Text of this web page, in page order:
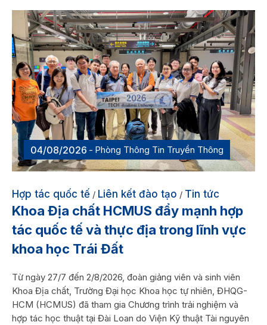
04/08/2026 Phòng Thông Tin Truyền Thông
Hợp tác quốc tế / Liên kết đào tạo / Tin tức
Khoa Địa chất HCMUS đẩy mạnh hợp
tác quốc tế và thực địa trong lĩnh vực
khoa học Trái Đất
Từ ngày 27/7 đến 2/8/2026, đoàn giảng viên và sinh viên
Khoa Địa chất, Trường Đại học Khoa học tự nhiên, ĐHQG-
HCM (HCMUS) đã tham gia Chương trình trải nghiệm và
hợp tác học thuật tại Đài Loan do Viện Kỹ thuật Tài nguyên